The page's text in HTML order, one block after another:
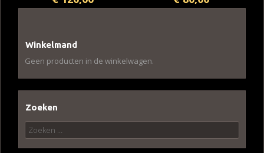
Winkelmand
Geen producten in de winkelwagen.
Zoeken
Zoeken
naar: